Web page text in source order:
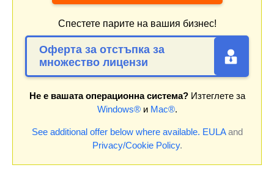
Спестете парите на вашия бизнес!
Оферта за отстъпка за
множество лицензи
Не е вашата операционна система?Изтеглете за
Windows®и Mac®.
See additional offer below where available. EULAand
Privacy/Cookie Policy.